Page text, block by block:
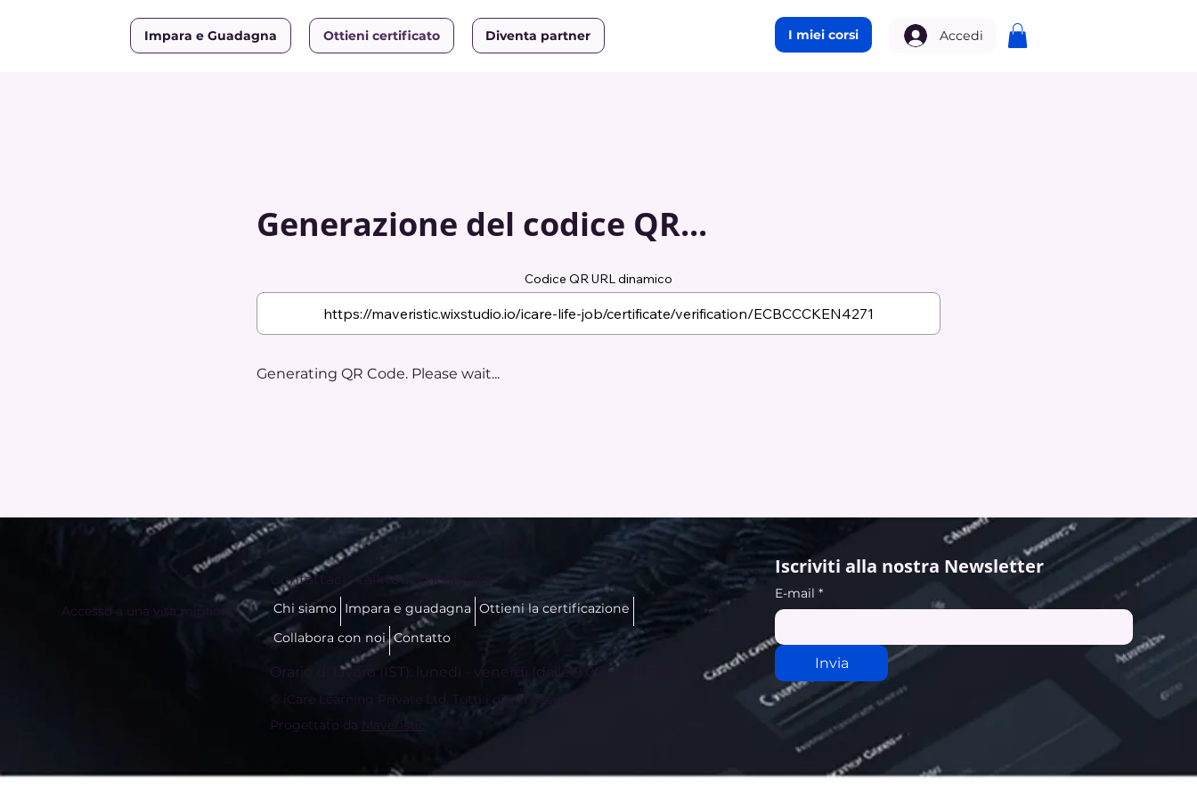
Impara e Guadagna Ottieni certificato Diventa partner I miei corsi Accedi
Generazione del codice QR...
Codice QR URL dinamico
Generating QR Code. Please wait...
Accesso a una vita migliore
Contattaci - talktous@icare.life
Chi siamo Impara e guadagna Ottieni la certificazione
Collabora con noi Contatto
Orario di lavoro (IST): lunedì - venerdì (dalle 9:00 alle 18:00)
© iCare Learning Private Ltd. Tutti i diritti riservati.
Progettato da Maveristic
Iscriviti alla nostra Newsletter
E-mail *
Invia